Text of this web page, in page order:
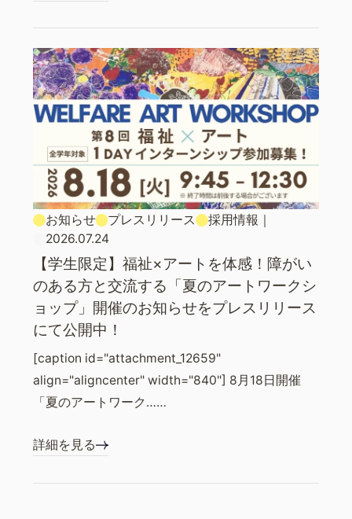
お知らせ プレスリリース 採用情報 ｜
2026.07.24
【学生限定】福祉×アートを体感！障がい
のある方と交流する「夏のアートワークシ
ョップ」開催のお知らせをプレスリリース
にて公開中！
[caption id="attachment_12659"
align="aligncenter" width="840"] 8月18日開催
「夏のアートワーク……
詳細を見る